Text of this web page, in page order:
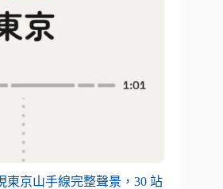
東京山手線完整聲景，30 站